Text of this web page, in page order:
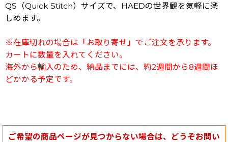
QS（Quick Stitch）サイズで、HAEDの世界観を気軽に楽
しめます。
※在庫切れの場合は「お取り寄せ」でご注文を承ります。
カートに数量を入れてください。
海外から輸入のため、納品までには、約2週間から8週間ほ
どかかる予定です。
ご希望の商品ページが見つからない場合は、どうぞお問い